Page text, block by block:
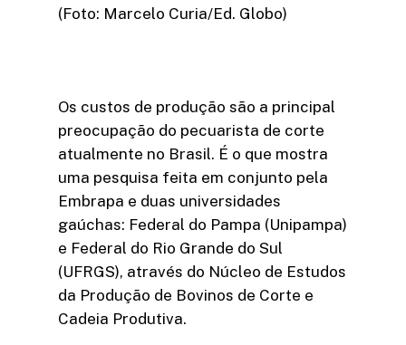
(Foto: Marcelo Curia/Ed. Globo)
Os custos de produção são a principal
preocupação do pecuarista de corte
atualmente no Brasil. É o que mostra
uma pesquisa feita em conjunto pela
Embrapa e duas universidades
gaúchas: Federal do Pampa (Unipampa)
e Federal do Rio Grande do Sul
(UFRGS), através do Núcleo de Estudos
da Produção de Bovinos de Corte e
Cadeia Produtiva.